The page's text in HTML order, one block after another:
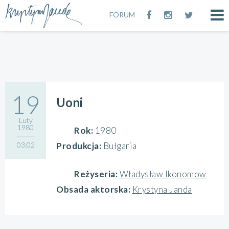
FORUM
19
Luty
1980
03:02
Uoni
Rok: 1980
Produkcja: Bułgaria
Reżyseria:Władysław Ikonomow
Obsada aktorska: Krystyna Janda